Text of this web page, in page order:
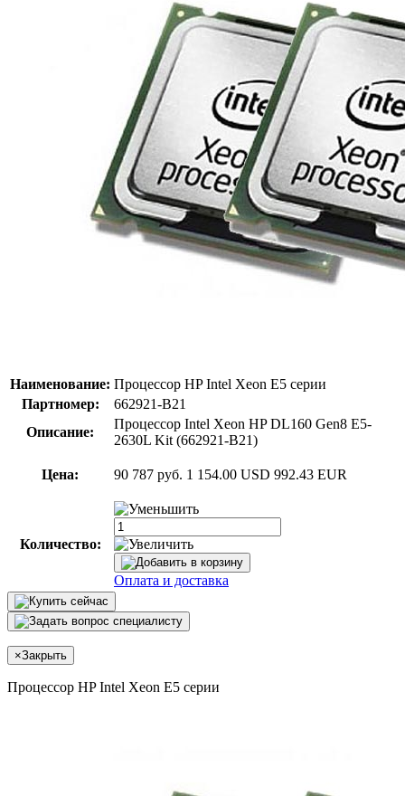
Наименование: Процессор HP Intel Xeon E5 серии
Партномер:
662921-B21
Описание:
Процессор Intel Xeon HP DL160 Gen8 E5-
2630L Kit (662921-B21)
Цена: 90 787 руб. 1 154.00 USD 992.43 EUR
Количество:
Оплата и доставка
×Закрыть
Процессор HP Intel Xeon E5 серии